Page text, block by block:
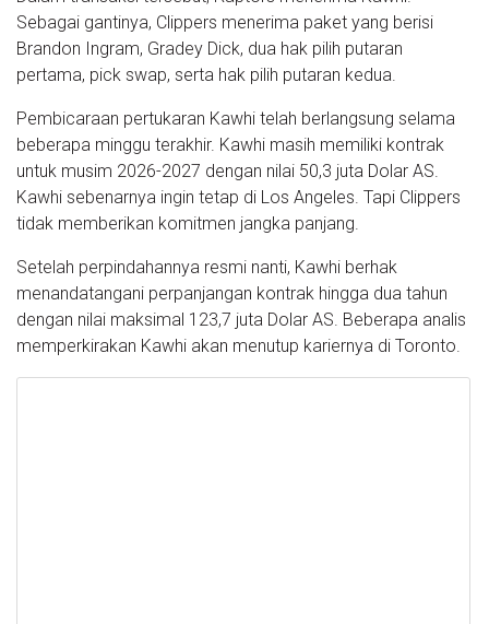
Sebagai gantinya, Clippers menerima paket yang berisi
Brandon Ingram, Gradey Dick, dua hak pilih putaran
pertama, pick swap, serta hak pilih putaran kedua.
Pembicaraan pertukaran Kawhi telah berlangsung selama
beberapa minggu terakhir. Kawhi masih memiliki kontrak
untuk musim 2026-2027 dengan nilai 50,3 juta Dolar AS.
Kawhi sebenarnya ingin tetap di Los Angeles. Tapi Clippers
tidak memberikan komitmen jangka panjang.
Setelah perpindahannya resmi nanti, Kawhi berhak
menandatangani perpanjangan kontrak hingga dua tahun
dengan nilai maksimal 123,7 juta Dolar AS. Beberapa analis
memperkirakan Kawhi akan menutup kariernya di Toronto.